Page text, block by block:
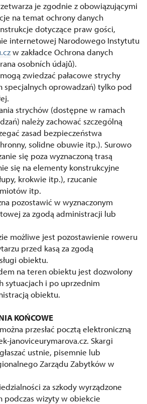
je zgodnie z obowiązującymi
na temat ochrony danych
dotyczące praw gości,
internetowej Narodowego Instytutu
w zakładce Ochrona danych
osobních údajů).
zwiedzać pałacowe strychy
specjalnych oprowadzań) tylko pod
strychów (dostępne w ramach
należy zachować szczególną
zasad bezpieczeństwa
solidne obuwie itp.). Surowo
się poza wyznaczoną trasą
się na elementy konstrukcyjne
krokwie itp.), rzucanie
itp.
pozostawić w wyznaczonym
za zgodą administracji lub
możliwe jest pozostawienie roweru
przed kasą za zgodą
obiektu.
na teren obiektu jest dozwolony
sytuacjach i po uprzednim
obiektu.
KOŃCOWE
przesłać pocztą elektroniczną
janoviceurymarova.cz. Skargi
ustnie, pisemnie lub
Zarządu Zabytków w
za szkody wyrządzone
podczas wizyty w obiekcie